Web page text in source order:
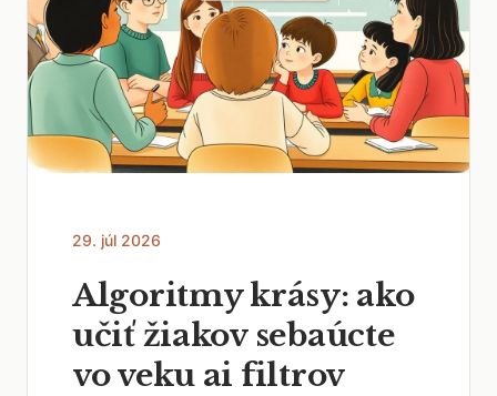
29. júl 2026
Algoritmy krásy: ako
učiť žiakov sebaúcte
vo veku ai filtrov